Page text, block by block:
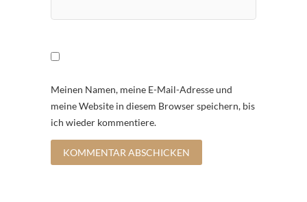
Meinen Namen, meine E-Mail-Adresse und
meine Website in diesem Browser speichern, bis
ich wieder kommentiere.